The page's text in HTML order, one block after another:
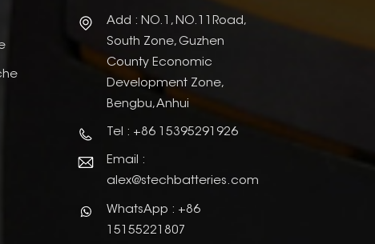
Add : NO.1, NO.11Road,
South Zone, Guzhen
County Economic
Development Zone,
Bengbu, Anhui
Tel : +86 15395291926
Email :
alex@stechbatteries.com
WhatsApp : +86
15155221807